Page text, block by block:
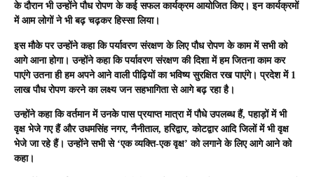
के दौरान भी उन्होंने पौध रोपण के कई सफल कार्यक्रम आयोजित किए। इन कार्यक्रमों
में आम लोगों ने भी बढ़ चढ़कर हिस्सा लिया।
इस मौके पर उन्होंने कहा कि पर्यावरण संरक्षण के लिए पौध रोपण के काम में सभी को
आगे आना होगा। उन्होंने कहा कि पर्यावरण संरक्षण की दिशा में हम जितना काम कर
पाएंगे उतना ही हम अपने आने वाली पीढ़ियों का भविष्य सुरक्षित रख पाएंगे। प्रदेश में 1
लाख पौध रोपण करने का लक्ष्य जन सहभागिता से आगे बढ़ रहा है।
उन्होंने कहा कि वर्तमान में उनके पास प्रयाप्त मात्रा में पौधे उपलब्ध हैं, पहाड़ों में भी
वृक्ष भेजे गए हैं और उधमसिंह नगर, नैनीताल, हरिद्वार, कोटद्वार आदि जिलों में भी वृक्ष
भेजे जा रहे हैं। उन्होंने सभी से ‘एक व्यक्ति-एक वृक्ष’ को लगाने के लिए आगे आने को
कहा।